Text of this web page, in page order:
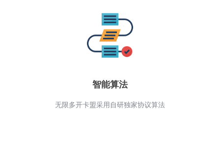
智能算法
无限多开卡盟采用自研独家协议算法